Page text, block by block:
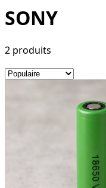
SONY
2 produits